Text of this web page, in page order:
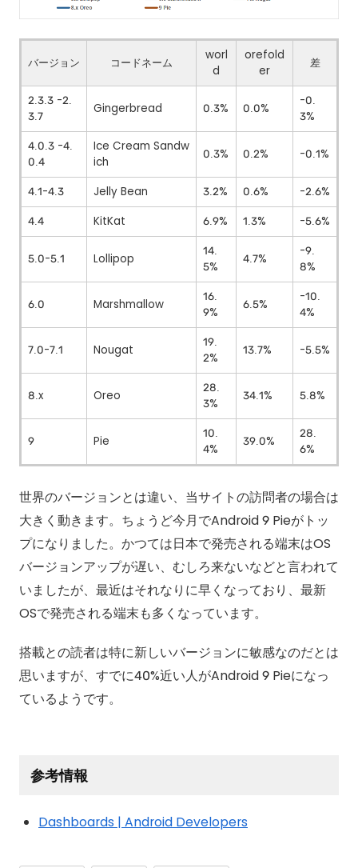
バージョン コードネーム
worl
d
orefold
er
差
2.3.3 -2.
3.7
Gingerbread 0.3% 0.0%
-0.
3%
4.0.3 -4.
0.4
Ice Cream Sandw
ich
0.3% 0.2% -0.1%
4.1-4.3 Jelly Bean 3.2% 0.6%
-2.6%
4.4
KitKat 6.9% 1.3% -5.6%
5.0-5.1 Lollipop
14.
5%
4.7%
-9.
8%
6.0 Marshmallow
16.
9%
6.5%
-10.
4%
7.0-7.1 Nougat
19.
2%
13.7% -5.5%
8.x Oreo
28.
3%
34.1% 5.8%
9 Pie
10.
4%
39.0%
28.
6%
世界のバージョンとは違い、当サイトの訪問者の場合は
大きく動きます。ちょうど今月でAndroid 9 Pieがトッ
プになりました。かつては日本で発売される端末はOS
バージョンアップが遅い、むしろ来ないなどと言われて
いましたが、最近はそれなりに早くなっており、最新
OSで発売される端末も多くなっています。
搭載との読者は特に新しいバージョンに敏感なのだとは
思いますが、すでに40%近い人がAndroid 9 Pieになっ
ているようです。
参考情報
Dashboards | Android Developers